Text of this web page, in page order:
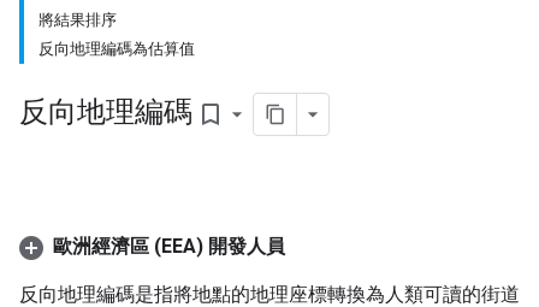
將結果排序
反向地理編碼為估算值
反向地理編碼 bookmark_border
歐洲經濟區 (EEA) 開發人員
反向地理編碼是指將地點的地理座標轉換為人類可讀的街道